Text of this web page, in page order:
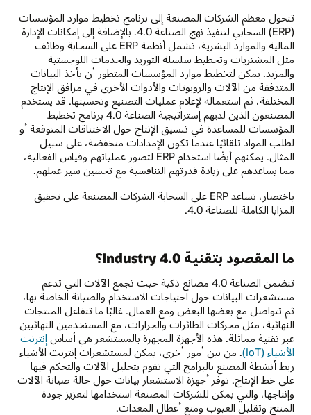
تتحول معظم الشركات المصنعة إلى برنامج تخطيط موارد المؤسسات
(ERP) السحابي لتنفيذ نهج الصناعة 4.0. بالإضافة إلى إمكانات الإدارة
المالية والموارد البشرية، تشمل أنظمة ERP على السحابة وظائف
مثل المشتريات وتخطيط سلسلة التوريد والخدمات اللوجستية
والمزيد. يمكن لتخطيط موارد المؤسسات المتطور أن يأخذ البيانات
المتدفقة من الآلات والروبوتات والأدوات الأخرى في مرافق الإنتاج
المختلفة، ثم استعماله لإعلام عمليات التصنيع وتحسينها. قد يستخدم
المصنعون الذين لديهم إستراتيجية الصناعة 4.0 برنامج تخطيط
المؤسسات للمساعدة في تنسيق الإنتاج حول الاختناقات المتوقعة أو
لطلب المواد تلقائيًا عندما تكون الإمدادات منخفضة، على سبيل
المثال. يمكنهم أيضًا استخدام ERP لتصور عملياتهم وقياس الفعالية،
مما يساعدهم على زيادة قدرتهم التنافسية مع تحسين سير عملهم.
باختصار، تساعد ERP على السحابة الشركات المصنعة على تحقيق
المزايا الكاملة للصناعة 4.0.
ما المقصود بتقنية Industry 4.0؟
تتضمن الصناعة 4.0 مصانع ذكية حيث تجمع الآلات التي تدعم
مستشعرات البيانات حول احتياجات الاستخدام والصيانة الخاصة بها،
ثم تتواصل مع بعضها البعض ومع العمال. غالبًا ما تتفاعل المنتجات
النهائية، مثل محركات الطائرات والجرارات، مع المستخدمين النهائيين
عبر تقنية مماثلة. هذه الأجهزة المجهزة بالمستشعر هي أساس إنترنت
الأشياء (IoT)
. من بين أمور أخرى، يمكن لمستشعرات إنترنت الأشياء
ربط أنشطة المصنع بالبرامج التي تقوم بتحليل الآلات والتحكم فيها
على خط الإنتاج. توفر أجهزة الاستشعار بيانات حول حالة صيانة الآلات
وإنتاجها، والتي يمكن للشركات المصنعة استخدامها لتعزيز جودة
المنتج وتقليل العيوب ومنع أعطال المعدات.